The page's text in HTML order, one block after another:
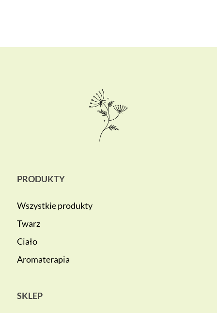
PRODUKTY
Wszystkie produkty
Twarz
Ciało
Aromaterapia
SKLEP